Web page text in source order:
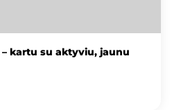
kartu su aktyviu, jaunu